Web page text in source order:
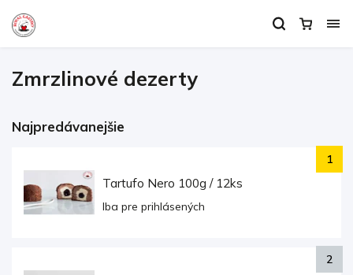
Zmrzlinové dezerty
Najpredávanejšie
Tartufo Nero 100g / 12ks
Iba pre prihlásených